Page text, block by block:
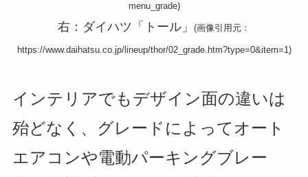
menu_grade)
右：ダイハツ「トール」 (画像引用元：
https://www.daihatsu.co.jp/lineup/thor/02_grade.htm?type=0&item=1)
インテリアでもデザイン面の違いは
殆どなく、グレードによってオート
エアコンや電動パーキングブレー